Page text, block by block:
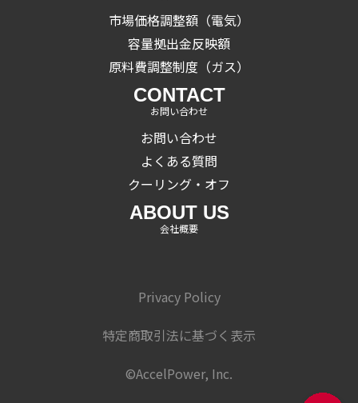
市場価格調整額（電気）
容量拠出金反映額
原料費調整制度（ガス）
CONTACT
お問い合わせ
お問い合わせ
よくある質問
クーリング・オフ
ABOUT US
会社概要
©AccelPower, Inc.
特定商取引法に基づく表示
Privacy Policy